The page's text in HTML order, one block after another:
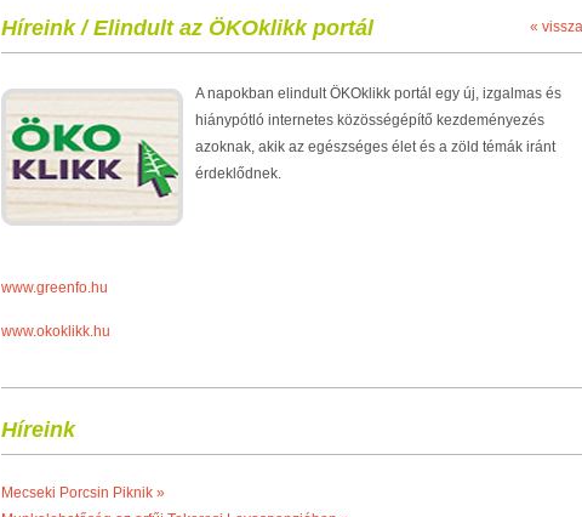
« vissza
Híreink / Elindult az ÖKOklikk portál
A napokban elindult ÖKOklikk portál egy új, izgalmas és
hiánypótló internetes közösségépítő kezdeményezés
azoknak, akik az egészséges élet és a zöld témák iránt
érdeklődnek.
www.greenfo.hu
www.okoklikk.hu
Híreink
Mecseki Porcsin Piknik »